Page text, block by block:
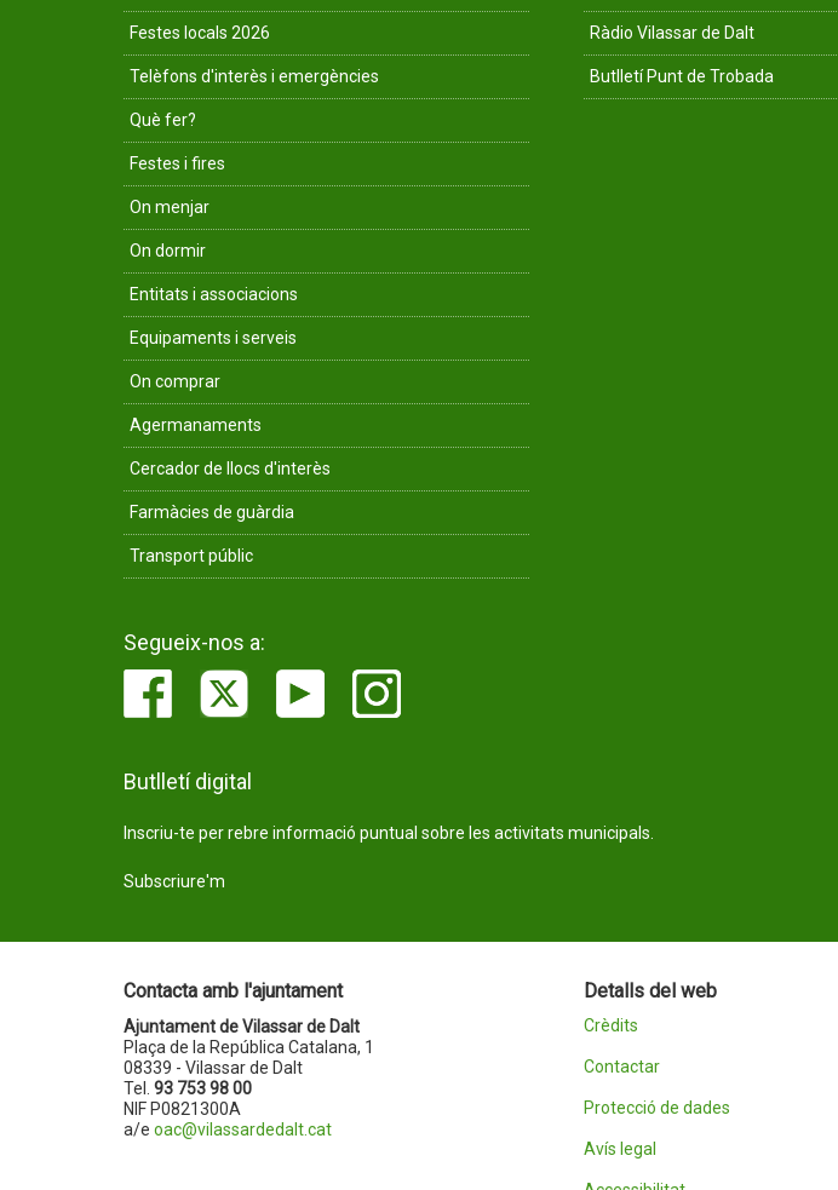
Festes locals 2026
Telèfons d'interès i emergències
Què fer?
Festes i fires
On menjar
On dormir
Entitats i associacions
Equipaments i serveis
On comprar
Agermanaments
Cercador de llocs d'interès
Farmàcies de guàrdia
Transport públic
Ràdio Vilassar de Dalt
Butlletí Punt de Trobada
Segueix-nos a:
Butlletí digital
Inscriu-te per rebre informació puntual sobre les activitats municipals.
Subscriure'm
Contacta amb l'ajuntament
Ajuntament de Vilassar de Dalt
Plaça de la República Catalana, 1
08339 - Vilassar de Dalt
Tel. 93 753 98 00
NIF P0821300A
a/e oac@vilassardedalt.cat
Detalls del web
Crèdits
Contactar
Protecció de dades
Avís legal